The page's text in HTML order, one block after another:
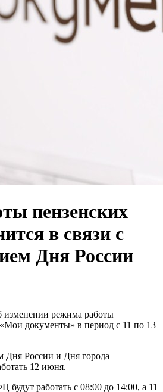
пензенских
в связи с
Дня России
режима работы
документы» в период с 11 по 13
Дня России и Дня города
12 июня.
работать с 08:00 до 14:00, а 11